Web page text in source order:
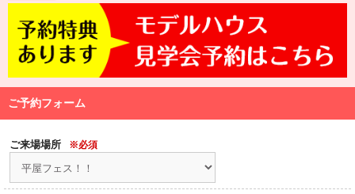
ご予約フォーム
ご来場場所 ※必須